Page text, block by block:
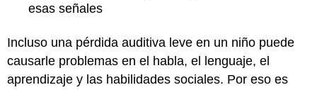
esas señales
Incluso una pérdida auditiva leve en un niño puede
causarle problemas en el habla, el lenguaje, el
aprendizaje y las habilidades sociales. Por eso es